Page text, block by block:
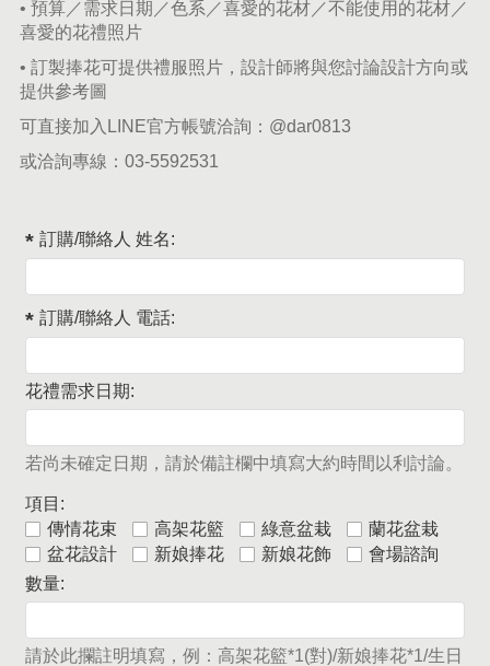
• 預算／需求日期／色系／喜愛的花材／不能使用的花材／
喜愛的花禮照片
• 訂製捧花可提供禮服照片，設計師將與您討論設計方向或
提供參考圖
可直接加入LINE官方帳號洽詢： @dar0813
或洽詢專線： 03-5592531
訂購/聯絡人 姓名:
訂購/聯絡人 電話:
花禮需求日期:
若尚未確定日期，請於備註欄中填寫大約時間以利討論。
項目:
傳情花束
高架花籃 綠意盆栽
蘭花盆栽
盆花設計
新娘捧花 新娘花飾
會場諮詢
數量:
請於此攔註明填寫，例：高架花籃*1(對)/新娘捧花*1/生日